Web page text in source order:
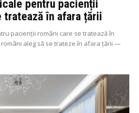
pentru pacienții
tratează în afara țării
pacienții români care se tratează în
aleg să se trateze în afara țării —